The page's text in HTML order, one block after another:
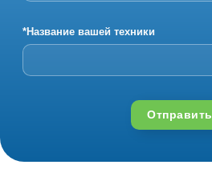
*Название вашей техники
Отправить